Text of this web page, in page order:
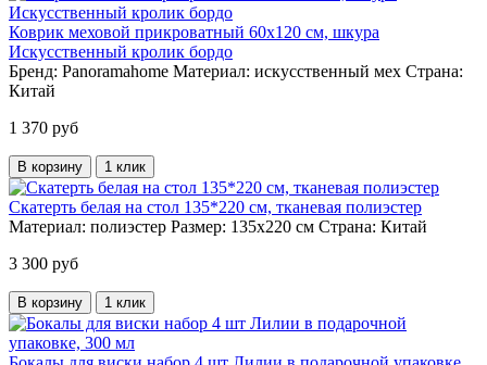
Коврик меховой прикроватный 60х120 см, шкура
Искусственный кролик бордо
Бренд: Panoramahome Материал: искусственный мех Страна:
Китай
1 370 руб
В корзину 1 клик
Скатерть белая на стол 135*220 см, тканевая полиэстер
Материал: полиэстер Размер: 135х220 см Страна: Китай
3 300 руб
В корзину 1 клик